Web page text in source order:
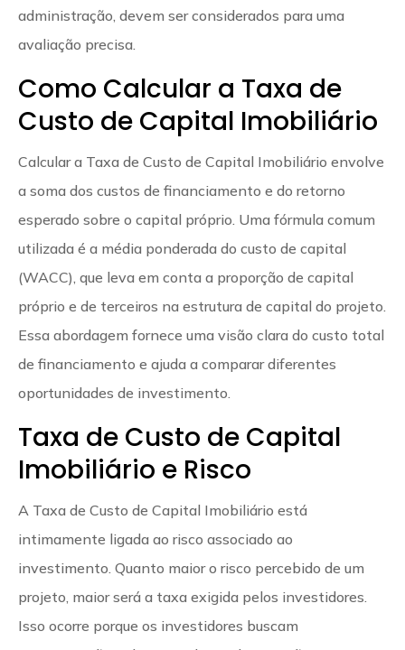
administração, devem ser considerados para uma
avaliação precisa.
Como Calcular a Taxa de
Custo de Capital Imobiliário
Calcular a Taxa de Custo de Capital Imobiliário envolve
a soma dos custos de financiamento e do retorno
esperado sobre o capital próprio. Uma fórmula comum
utilizada é a média ponderada do custo de capital
(WACC), que leva em conta a proporção de capital
próprio e de terceiros na estrutura de capital do projeto.
Essa abordagem fornece uma visão clara do custo total
de financiamento e ajuda a comparar diferentes
oportunidades de investimento.
Taxa de Custo de Capital
Imobiliário e Risco
A Taxa de Custo de Capital Imobiliário está
intimamente ligada ao risco associado ao
investimento. Quanto maior o risco percebido de um
projeto, maior será a taxa exigida pelos investidores.
Isso ocorre porque os investidores buscam